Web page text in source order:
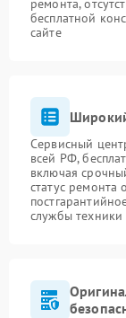
ремонта,
бесплатной
сайте
Сервисный
всей РФ,
включая
статус ремонта
службы техники